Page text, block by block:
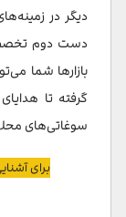
دیگر در
دست دوم
بازارها شما
گرفته تا
سوغاتی‌های
برای